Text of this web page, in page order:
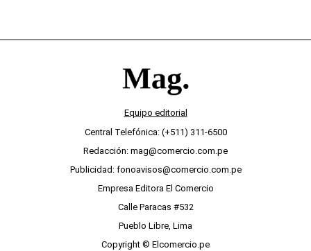
Equipo editorial
Central Telefónica: (+511) 311-6500
Redacción: mag@comercio.com.pe
Publicidad: fonoavisos@comercio.com.pe
Empresa Editora El Comercio
Calle Paracas #532
Pueblo Libre, Lima
Copyright © Elcomercio.pe